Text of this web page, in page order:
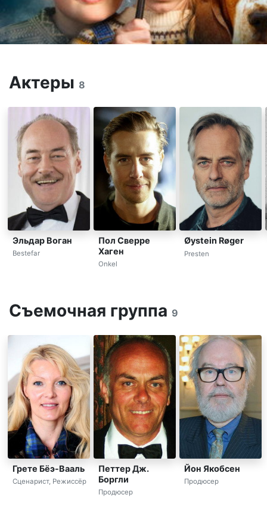
Актеры 8
Эльдар Воган
Bestefar
Пол Сверре
Хаген
Onkel
Øystein Røger
Presten
Съемочная группа 9
Грете Бёэ-Вааль
Сценарист, Режиссёр
Петтер Дж.
Боргли
Продюсер
Йон Якобсен
Продюсер